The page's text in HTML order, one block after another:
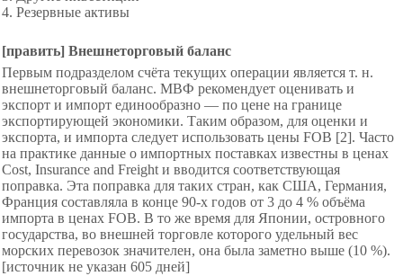
4. Резервные активы
[править] Внешнеторговый баланс
Первым подразделом счёта текущих операции является т. н.
внешнеторговый баланс. МВФ рекомендует оценивать и
экспорт и импорт единообразно — по цене на границе
экспортирующей экономики. Таким образом, для оценки и
экспорта, и импорта следует использовать цены FOB [2]. Часто
на практике данные о импортных поставках известны в ценах
Cost, Insurance and Freight и вводится соответствующая
поправка. Эта поправка для таких стран, как США, Германия,
Франция составляла в конце 90-х годов от 3 до 4 % объёма
импорта в ценах FOB. В то же время для Японии, островного
государства, во внешней торговле которого удельный вес
морских перевозок значителен, она была заметно выше (10 %).
[источник не указан 605 дней]